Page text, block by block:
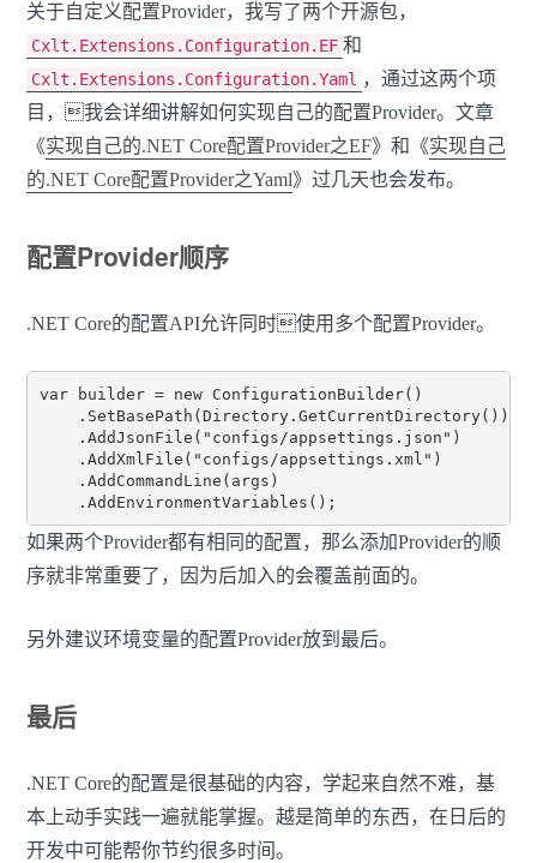
关于自定义配置Provider，我写了两个开源包，
Cxlt.Extensions.Configuration.EF 和
Cxlt.Extensions.Configuration.Yaml ，通过这两个项
目，我会详细讲解如何实现自己的配置Provider。文章
《实现自己的.NET Core配置Provider之EF》和《实现自己
的.NET Core配置Provider之Yaml》过几天也会发布。
配置Provider顺序
.NET Core的配置API允许同时使用多个配置Provider。
var builder = new ConfigurationBuilder()
    .SetBasePath(Directory.GetCurrentDirectory())
    .AddJsonFile("configs/appsettings.json")
    .AddXmlFile("configs/appsettings.xml")
    .AddCommandLine(args)
如果两个Provider都有相同的配置，那么添加Provider的顺
序就非常重要了，因为后加入的会覆盖前面的。
另外建议环境变量的配置Provider放到最后。
最后
.NET Core的配置是很基础的内容，学起来自然不难，基
本上动手实践一遍就能掌握。越是简单的东西，在日后的
开发中可能帮你节约很多时间。